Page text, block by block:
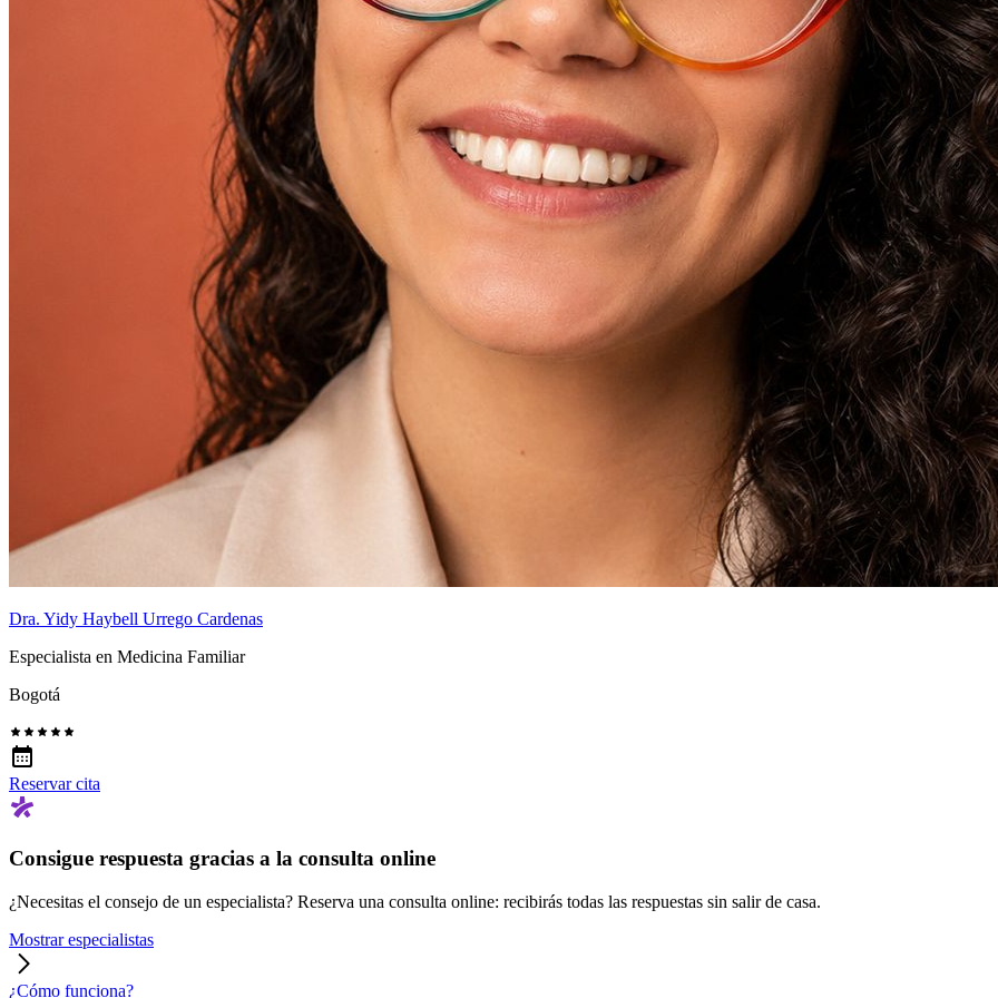
Dra. Yidy Haybell Urrego Cardenas
Especialista en Medicina Familiar
Bogotá
Reservar cita
Consigue respuesta gracias a la consulta online
¿Necesitas el consejo de un especialista? Reserva una consulta online: recibirás todas las respuestas sin salir de casa.
Mostrar especialistas
¿Cómo funciona?